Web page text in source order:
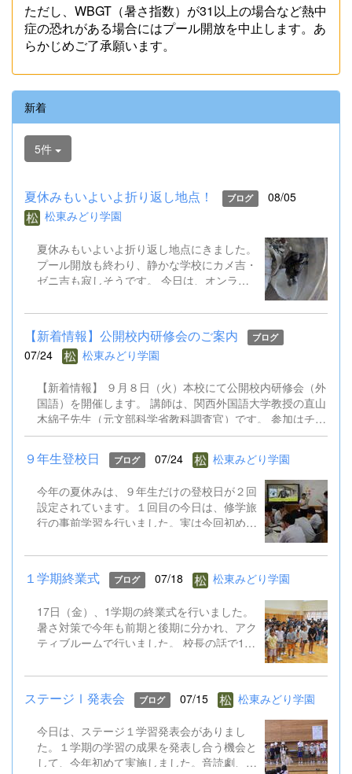
ただし、WBGT（暑さ指数）が31以上の場合など熱中
症の恐れがある場合にはプール開放を中止します。あ
らかじめご了承願います。
新着
5件
夏休みもいよいよ折り返し地点！ ブログ
08/05
松東みどり学園
夏休みもいよいよ折り返し地点にきました。
プール開放も終わり、静かな学校にカメ吉・
ゼニ吉も寂しそうです。 今日は、オンライ
はオンライン役員会も実施し、２学期の全校
遊びについて意見交換しました。先生方も校
内研修会を行ったり、教育委員会の研修会に
出かけたりしています。 あと半分の夏休み
【新着情報】公開校内研修会のご案内 ブログ
07/24 松東みどり学園
【新着情報】 ９月８日（火）本校にて公開校内研修会（外
国語）を開催します。 講師は、関西外国語大学教授の直山
木綿子先生（元文部科学省教科調査官）です。 参加はチラ
シのQRコードからお申込みください。 9.8公開校内研修会
（外国語）案内チラシ.pdf
９年生登校日 ブログ 07/24 松東みどり学園
今年の夏休みは、９年生だけの登校日が２回
設定されています。１回目の今日は、修学旅
行の事前学習を行いました。実は今回初めて
行くことになっています。そこでは、英語を
ふんだんに使って海外体験を積むものです。
今日はALTとともに、そのプチ体験を味わい
ってきたら英語がペラペラになっていると思
います!
１学期終業式 ブログ 07/18 松東みどり学園
17日（金）、1学期の終業式を行いました。
暑さ対策で今年も前期と後期に分かれ、アク
ティブルームで行いました。 校長の話で1学
導の話では校下で起こった先日の水難事故も
引き合いに、自分の命を守る行動やSNSでの
トラブル防止など確認しました。 そして、
期課程からはメッセージの贈呈もありまし
た。 夏休み明け、また元気に会えることを
楽しみにしています。 保護者や地域の皆様
ステージⅠ発表会 ブログ 07/15 松東みどり学園
今日は、ステージ１学習発表会がありまし
た。１学期の学習の成果を発表し合う機会と
して、今年初めて実施しました。音読劇、合